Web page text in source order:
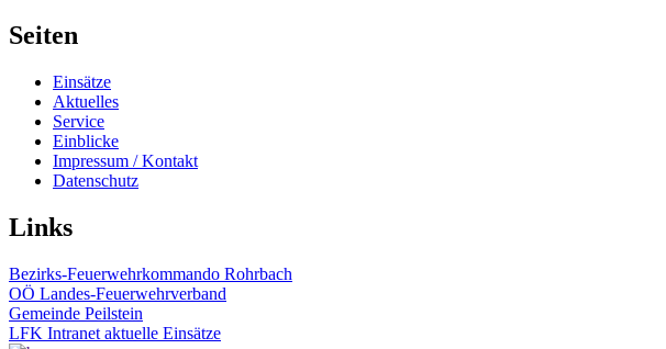
Seiten
Einsätze
Aktuelles
Service
Einblicke
Impressum / Kontakt
Datenschutz
Links
Bezirks-Feuerwehrkommando Rohrbach
OÖ Landes-Feuerwehrverband
Gemeinde Peilstein
LFK Intranet aktuelle Einsätze